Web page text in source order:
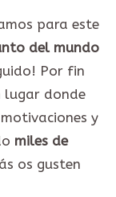
para este
del mundo
Por fin
lugar donde
y
miles de
os gusten